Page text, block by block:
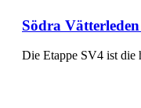
Södra
Die Etappe SV4 ist die